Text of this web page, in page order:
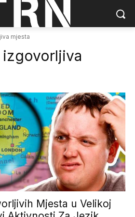
mjesta
Mjesta u Velikoj